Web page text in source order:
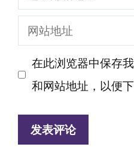
子
邮
地
网
站
地
在此浏览器中保存
和网站地址，以便下